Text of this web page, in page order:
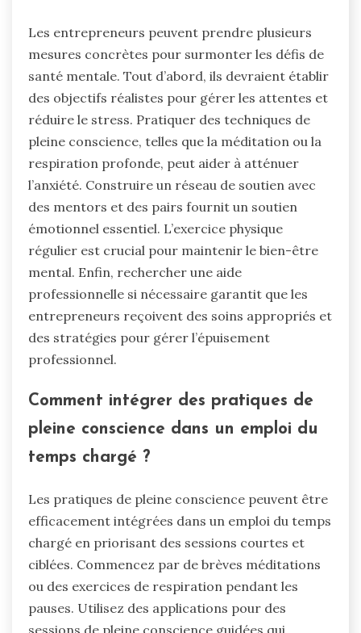
Les entrepreneurs peuvent prendre plusieurs
mesures concrètes pour surmonter les défis de
santé mentale. Tout d’abord, ils devraient établir
des objectifs réalistes pour gérer les attentes et
réduire le stress. Pratiquer des techniques de
pleine conscience, telles que la méditation ou la
respiration profonde, peut aider à atténuer
l’anxiété. Construire un réseau de soutien avec
des mentors et des pairs fournit un soutien
émotionnel essentiel. L’exercice physique
régulier est crucial pour maintenir le bien-être
mental. Enfin, rechercher une aide
professionnelle si nécessaire garantit que les
entrepreneurs reçoivent des soins appropriés et
des stratégies pour gérer l’épuisement
professionnel.
Comment intégrer des pratiques de
pleine conscience dans un emploi du
temps chargé ?
Les pratiques de pleine conscience peuvent être
efficacement intégrées dans un emploi du temps
chargé en priorisant des sessions courtes et
ciblées. Commencez par de brèves méditations
ou des exercices de respiration pendant les
pauses. Utilisez des applications pour des